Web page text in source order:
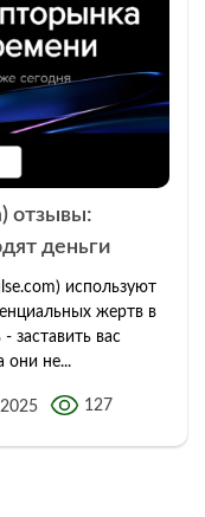
отзывы:
деньги
используют
жертв в
заставить вас
они не...
127